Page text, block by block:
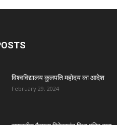
विश्वविद्यालय कुलपति महोदय का आदेश
February 29, 2024